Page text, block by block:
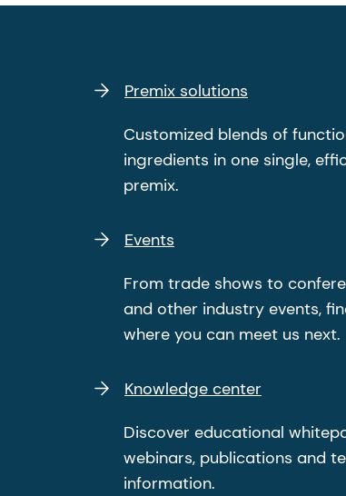
Premix solutions
Customized blends of
ingredients in one single,
premix.
Events
From trade shows to
and other industry events,
where you can meet us next.
Knowledge center
Discover educational
webinars, publications and
information.